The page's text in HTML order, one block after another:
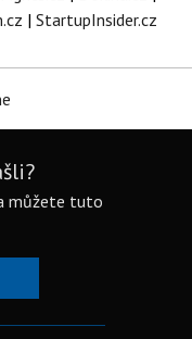
| StartupInsider.cz
můžete tuto